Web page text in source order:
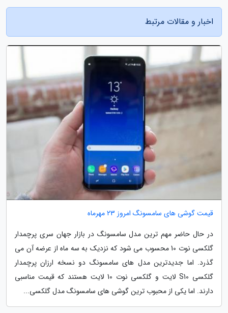
اخبار و مقالات مرتبط
قیمت گوشی های سامسونگ امروز 23 مهرماه
در حال حاضر مهم ترین مدل سامسونگ در بازار جهان سری پرچمدار
گلکسی نوت 10 محسوب می شود که نزدیک به سه ماه از عرضه آن می
گذرد. اما جدیدترین مدل های سامسونگ دو نسخه ارزان پرچمدار
گلکسی S10 لایت و گلکسی نوت 10 لایت هستند که قیمت مناسبی
دارند. اما یکی از محبوب ترین گوشی های سامسونگ مدل گلکسی...